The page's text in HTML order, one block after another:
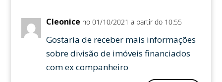
Cleonice no 01/10/2021 a partir do 10:55
Gostaria de receber mais informações
sobre divisão de imóveis financiados
com ex companheiro